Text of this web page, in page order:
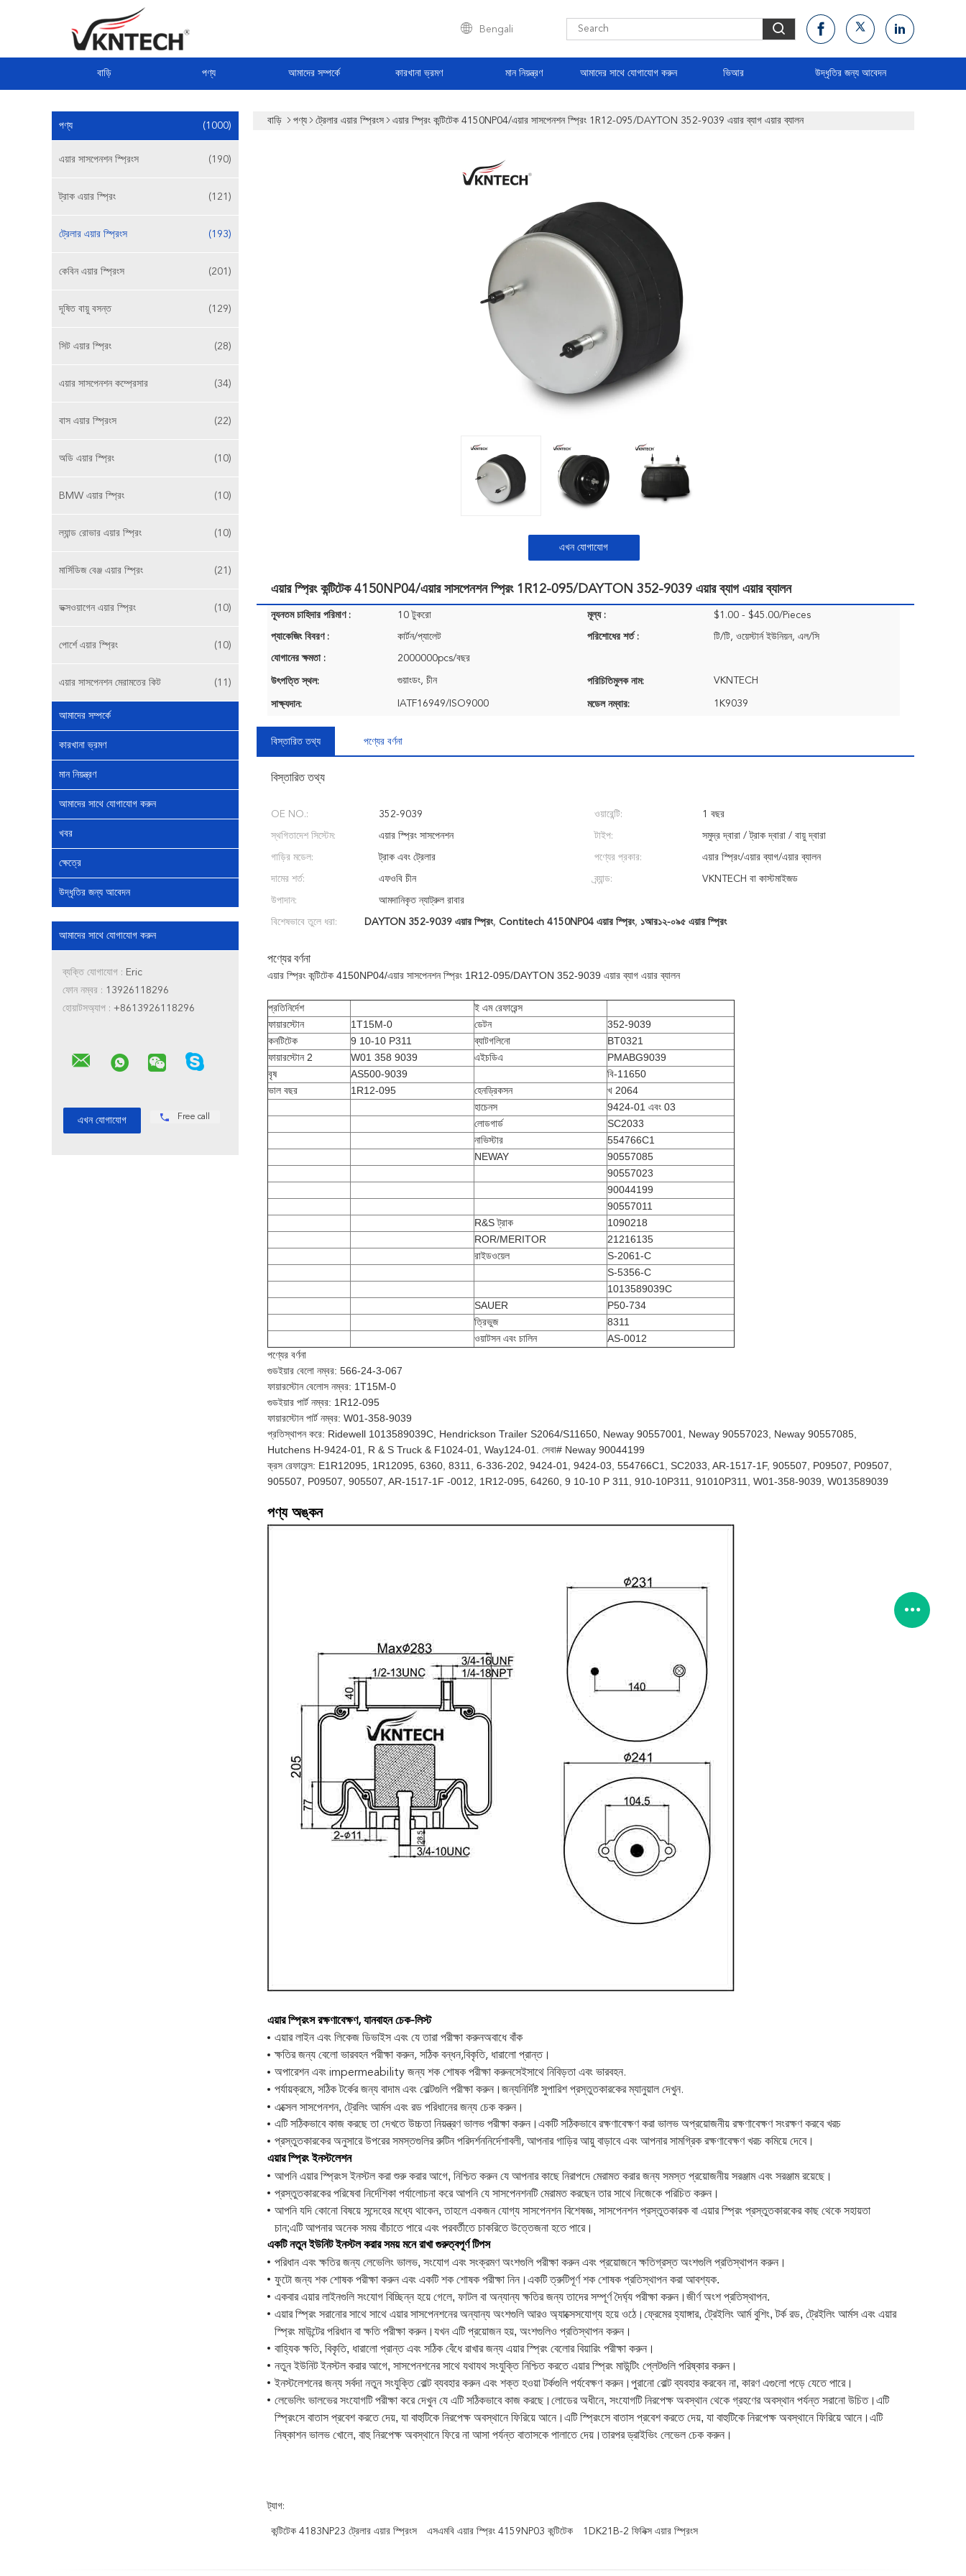
Bengali
বাড়ি পণ্য আমাদের সম্পর্কে কারখানা ভ্রমণ মান নিয়ন্ত্রণ আমাদের সাথে যোগাযোগ করুন ভিআর উদ্ধৃতির জন্য আবেদন
পণ্য (1000)
এয়ার সাসপেনশন স্প্রিংস (190)
ট্রাক এয়ার স্প্রিং (121)
ট্রেলার এয়ার স্প্রিংস (193)
কেবিন এয়ার স্প্রিংস (201)
দূষিত বায়ু বসন্ত (129)
সিট এয়ার স্প্রিং (28)
এয়ার সাসপেনশন কম্প্রেসার (34)
বাস এয়ার স্প্রিংস (22)
অডি এয়ার স্প্রিং (10)
BMW এয়ার স্প্রিং (10)
ল্যান্ড রোভার এয়ার স্প্রিং (10)
মার্সিডিজ বেঞ্জ এয়ার স্প্রিং (21)
ভক্সওয়াগেন এয়ার স্প্রিং (10)
পোর্শে এয়ার স্প্রিং (10)
এয়ার সাসপেনশন মেরামতের কিট (11)
আমাদের সম্পর্কে
কারখানা ভ্রমণ
মান নিয়ন্ত্রণ
আমাদের সাথে যোগাযোগ করুন
খবর
ক্ষেত্রে
উদ্ধৃতির জন্য আবেদন
আমাদের সাথে যোগাযোগ করুন
ব্যক্তি যোগাযোগ : Eric
ফোন নম্বর : 13926118296
হোয়াটসঅ্যাপ : +8613926118296
Free call
বাড়ি পণ্য ট্রেলার এয়ার স্প্রিংস এয়ার স্প্রিং কন্টিটেক 4150NP04/এয়ার সাসপেনশন স্প্রিং 1R12-095/DAYTON 352-9039 এয়ার ব্যাগ এয়ার ব্যালন
এখন যোগাযোগ
এয়ার স্প্রিং কন্টিটেক 4150NP04/এয়ার সাসপেনশন স্প্রিং 1R12-095/DAYTON 352-9039 এয়ার ব্যাগ এয়ার ব্যালন
ন্যূনতম চাহিদার পরিমাণ : 10 টুকরো মূল্য : $1.00 - $45.00/Pieces
প্যাকেজিং বিবরণ : কার্টন/প্যালেট পরিশোধের শর্ত : টি/টি, ওয়েস্টার্ন ইউনিয়ন, এল/সি
যোগানের ক্ষমতা : 2000000pcs/বছর
উৎপত্তি স্থল: গুয়াংডং, চীন পরিচিতিমুলক নাম: VKNTECH
সাক্ষ্যদান: IATF16949/ISO9000 মডেল নম্বার: 1K9039
বিস্তারিত তথ্য পণ্যের বর্ণনা
বিস্তারিত তথ্য
OE NO.: 352-9039 ওয়ারেন্টি: 1 বছর
স্থগিতাদেশ সিস্টেম: এয়ার স্প্রিং সাসপেনশন টাইপ: সমুদ্র দ্বারা / ট্রাক দ্বারা / বায়ু দ্বারা
গাড়ির মডেল: ট্রাক এবং ট্রেলার পণ্যের প্রকার: এয়ার স্প্রিং/এয়ার ব্যাগ/এয়ার ব্যালন
দামের শর্ত: এফওবি চীন ব্র্যান্ড: VKNTECH বা কাস্টমাইজড
উপাদান: আমদানিকৃত ন্যাট্রুল রাবার
বিশেষভাবে তুলে ধরা: DAYTON 352-9039 এয়ার স্প্রিং, Contitech 4150NP04 এয়ার স্প্রিং, ১আর১২-০৯৫ এয়ার স্প্রিং
পণ্যের বর্ণনা
এয়ার স্প্রিং কন্টিটেক 4150NP04/এয়ার সাসপেনশন স্প্রিং 1R12-095/DAYTON 352-9039 এয়ার ব্যাগ এয়ার ব্যালন
প্রতিনির্দেশ
ই এম রেফারেন্স
ফায়ারস্টোন
1T15M-0 ডেটন
352-9039
কনটিটেক
9 10-10 P311 ব্যাটগলিনো
BT0321
ফায়ারস্টোন 2
W01 358 9039 এইচডিএ
PMABG9039
বৃষ
AS500-9039
বি-11650
ভাল বছর
1R12-095 হেনড্রিকসন
খ 2064
হাচেনস
9424-01 এবং 03
লোডগার্ড
SC2033
নাভিস্টার
554766C1
NEWAY
90557085
90557023
90044199
90557011
R&S ট্রাক
1090218
ROR/MERITOR
21216135
রাইডওয়েল
S-2061-C
S-5356-C
1013589039C
SAUER
P50-734
ত্রিভুজ
8311
ওয়াটসন এবং চালিন
AS-0012
পণ্যের বর্ণনা
গুডইয়ার বেলো নম্বর: 566-24-3-067
ফায়ারস্টোন বেলোস নম্বর: 1T15M-0
গুডইয়ার পার্ট নম্বর: 1R12-095
ফায়ারস্টোন পার্ট নম্বর: W01-358-9039
প্রতিস্থাপন করে: Ridewell 1013589039C, Hendrickson Trailer S2064/S11650, Neway 90557001, Neway 90557023, Neway 90557085,
Hutchens H-9424-01, R & S Truck & F1024-01, Way124-01. সেবা# Neway 90044199
ক্রস রেফারেন্স: E1R12095, 1R12095, 6360, 8311, 6-336-202, 9424-01, 9424-03, 554766C1, SC2033, AR-1517-1F, 905507, P09507, P09507,
905507, P09507, 905507, AR-1517-1F -0012, 1R12-095, 64260, 9 10-10 P 311, 910-10P311, 91010P311, W01-358-9039, W013589039
পণ্য অঙ্কন
এয়ার স্প্রিংস রক্ষণাবেক্ষণ, যানবাহন চেক-লিস্ট
এয়ার লাইন এবং লিকেজ ডিভাইস এবং যে তারা পরীক্ষা করুনঅবাধে বাঁক
ক্ষতির জন্য বেলো ভারবহন পরীক্ষা করুন, সঠিক বন্ধন,বিকৃতি, ধারালো প্রান্ত।
অপারেশন এবং impermeability জন্য শক শোষক পরীক্ষা করুনসেইসাথে নিবিড়তা এবং ভারবহন.
পর্যায়ক্রমে, সঠিক টর্কের জন্য বাদাম এবং বোল্টগুলি পরীক্ষা করুন।জন্যনির্দিষ্ট সুপারিশ প্রস্তুতকারকের ম্যানুয়াল দেখুন.
এক্সেল সাসপেনশন, ট্রেলিং আর্মস এবং রড পরিধানের জন্য চেক করুন।
এটি সঠিকভাবে কাজ করছে তা দেখতে উচ্চতা নিয়ন্ত্রণ ভালভ পরীক্ষা করুন। একটি সঠিকভাবে রক্ষণাবেক্ষণ করা ভালভ অপ্রয়োজনীয় রক্ষণাবেক্ষণ সংরক্ষণ করবে খরচ
প্রস্তুতকারকের অনুসারে উপরের সমস্তগুলির রুটিন পরিদর্শননির্দেশাবলী, আপনার গাড়ির আয়ু বাড়াবে এবং আপনার সামগ্রিক রক্ষণাবেক্ষণ খরচ কমিয়ে দেবে।
এয়ার স্প্রিং ইনস্টলেশন
আপনি এয়ার স্প্রিংস ইনস্টল করা শুরু করার আগে, নিশ্চিত করুন যে আপনার কাছে নিরাপদে মেরামত করার জন্য সমস্ত প্রয়োজনীয় সরঞ্জাম এবং সরঞ্জাম রয়েছে।
প্রস্তুতকারকের পরিষেবা নির্দেশিকা পর্যালোচনা করে আপনি যে সাসপেনশনটি মেরামত করছেন তার সাথে নিজেকে পরিচিত করুন।
আপনি যদি কোনো বিষয়ে সন্দেহের মধ্যে থাকেন, তাহলে একজন যোগ্য সাসপেনশন বিশেষজ্ঞ, সাসপেনশন প্রস্তুতকারক বা এয়ার স্প্রিং প্রস্তুতকারকের কাছ থেকে সহায়তা
চান;এটি আপনার অনেক সময় বাঁচাতে পারে এবং পরবর্তীতে চাকরিতে উত্তেজনা হতে পারে।
একটি নতুন ইউনিট ইনস্টল করার সময় মনে রাখা গুরুত্বপূর্ণ টিপস
পরিধান এবং ক্ষতির জন্য লেভেলিং ভালভ, সংযোগ এবং সংক্রমণ অংশগুলি পরীক্ষা করুন এবং প্রয়োজনে ক্ষতিগ্রস্ত অংশগুলি প্রতিস্থাপন করুন।
ফুটো জন্য শক শোষক পরীক্ষা করুন এবং একটি শক শোষক পরীক্ষা নিন।একটি ত্রুটিপূর্ণ শক শোষক প্রতিস্থাপন করা আবশ্যক.
একবার এয়ার লাইনগুলি সংযোগ বিচ্ছিন্ন হয়ে গেলে, ফাটল বা অন্যান্য ক্ষতির জন্য তাদের সম্পূর্ণ দৈর্ঘ্য পরীক্ষা করুন।জীর্ণ অংশ প্রতিস্থাপন.
এয়ার স্প্রিং সরানোর সাথে সাথে এয়ার সাসপেনশনের অন্যান্য অংশগুলি আরও অ্যাক্সেসযোগ্য হয়ে ওঠে।ফ্রেমের হ্যাঙ্গার, ট্রেইলিং আর্ম বুশিং, টর্ক রড, ট্রেইলিং আর্মস এবং এয়ার
স্প্রিং মাউন্টের পরিধান বা ক্ষতি পরীক্ষা করুন।যখন এটি প্রয়োজন হয়, অংশগুলিও প্রতিস্থাপন করুন।
বাহ্যিক ক্ষতি, বিকৃতি, ধারালো প্রান্ত এবং সঠিক বেঁধে রাখার জন্য এয়ার স্প্রিং বেলোর বিয়ারিং পরীক্ষা করুন।
নতুন ইউনিট ইনস্টল করার আগে, সাসপেনশনের সাথে যথাযথ সংযুক্তি নিশ্চিত করতে এয়ার স্প্রিং মাউন্টিং প্লেটগুলি পরিষ্কার করুন।
ইনস্টলেশনের জন্য সর্বদা নতুন সংযুক্তি বোল্ট ব্যবহার করুন এবং শক্ত হওয়া টর্কগুলি পর্যবেক্ষণ করুন।পুরানো বোল্ট ব্যবহার করবেন না, কারণ এগুলো পড়ে যেতে পারে।
লেভেলিং ভালভের সংযোগটি পরীক্ষা করে দেখুন যে এটি সঠিকভাবে কাজ করছে।লোডের অধীনে, সংযোগটি নিরপেক্ষ অবস্থান থেকে গ্রহণের অবস্থান পর্যন্ত সরানো উচিত।এটি
স্প্রিংসে বাতাস প্রবেশ করতে দেয়, যা বাহুটিকে নিরপেক্ষ অবস্থানে ফিরিয়ে আনে।এটি স্প্রিংসে বাতাস প্রবেশ করতে দেয়, যা বাহুটিকে নিরপেক্ষ অবস্থানে ফিরিয়ে আনে।এটি
নিষ্কাশন ভালভ খোলে, বাহু নিরপেক্ষ অবস্থানে ফিরে না আসা পর্যন্ত বাতাসকে পালাতে দেয়।তারপর ড্রাইভিং লেভেল চেক করুন।
ট্যাগ:
কন্টিটেক 4183NP23 ট্রেলার এয়ার স্প্রিংস এসএমবি এয়ার স্প্রিং 4159NP03 কন্টিটেক 1DK21B-2 ফিনিক্স এয়ার স্প্রিংস